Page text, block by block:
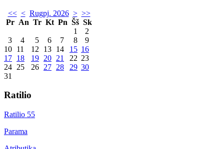
<< < Rugpj. 2026 > >>
Pr An Tr Kt Pn Šš Sk
1
2
3
4 5 6 7 8
9
10 11 12 13 14 15 16
17 18 19 20 21 22 23
24 25 26 27 28 29 30
31
Ratilio
Ratilio 55
Parama